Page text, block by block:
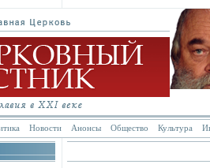
Новости Анонсы Общество Культура